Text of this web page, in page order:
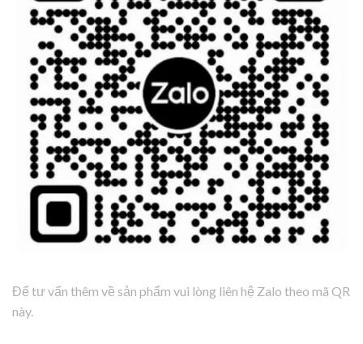
Để tư vấn thêm về sản phẩm vui lòng liên hệ Zalo theo mã QR
này.